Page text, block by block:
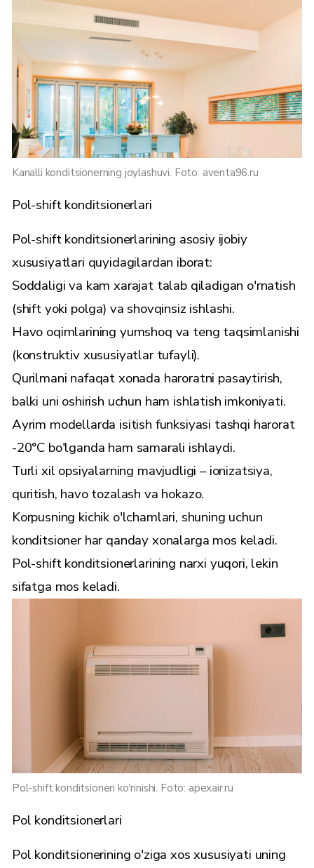
Kanalli konditsionerning joylashuvi. Foto: aventa96.ru
Pol-shift konditsionerlari
Pol-shift konditsionerlarining asosiy ijobiy
xususiyatlari quyidagilardan iborat:
Soddaligi va kam xarajat talab qiladigan o'rnatish
(shift yoki polga) va shovqinsiz ishlashi.
Havo oqimlarining yumshoq va teng taqsimlanishi
(konstruktiv xususiyatlar tufayli).
Qurilmani nafaqat xonada haroratni pasaytirish,
balki uni oshirish uchun ham ishlatish imkoniyati.
Ayrim modellarda isitish funksiyasi tashqi harorat
-20°C bo'lganda ham samarali ishlaydi.
Turli xil opsiyalarning mavjudligi – ionizatsiya,
quritish, havo tozalash va hokazo.
Korpusning kichik o'lchamlari, shuning uchun
konditsioner har qanday xonalarga mos keladi.
Pol-shift konditsionerlarining narxi yuqori, lekin
sifatga mos keladi.
Pol-shift konditsioneri ko'rinishi. Foto: apexair.ru
Pol konditsionerlari
Pol konditsionerining o'ziga xos xususiyati uning